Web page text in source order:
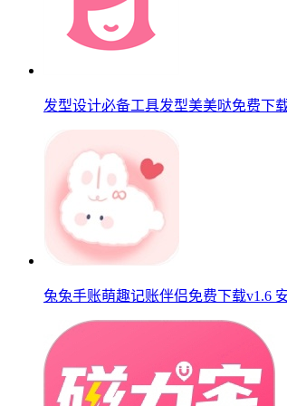
发型设计必备工具发型美美哒免费下
兔兔手账萌趣记账伴侣免费下载v1.6